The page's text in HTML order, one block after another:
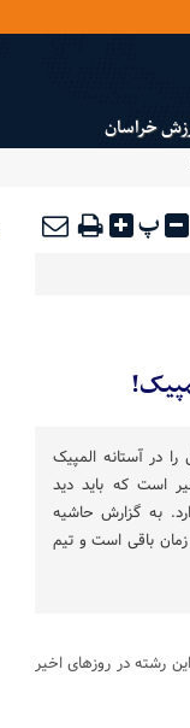
خراسان
پ
در آستانه المپیک
است که باید دید
به گزارش حاشیه
باقی است و تیم
رشته در روزهای اخیر